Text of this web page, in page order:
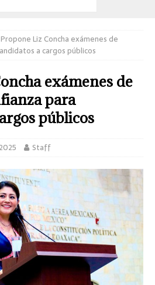
Propone Liz Concha exámenes de
a cargos públicos
exámenes de
para
públicos
Staff